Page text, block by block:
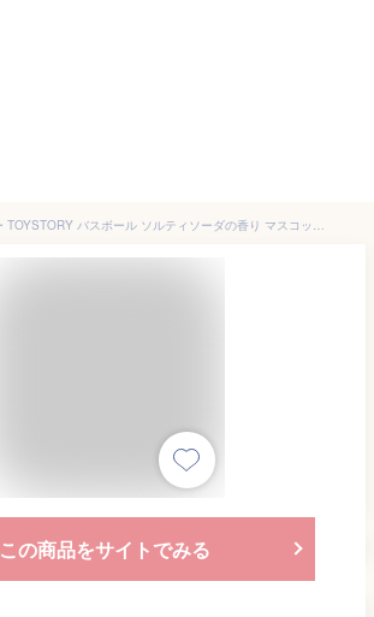
トイストーリー TOYSTORY バスボール ソルティソーダの香り マスコット入り入浴剤 発泡タイプ (dis-99-01) 単品 マスコット アーベン ディズニーピクサー バスボム おもちゃ キッズ 子供 グッズ バズライトイヤー プチギフト バス用品 おふろ お風呂 リラックス 2022年
この商品をサイトでみる